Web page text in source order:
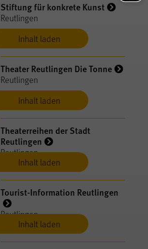
Inhalt laden
Stiftung für konkrete Kunst
Reutlingen
Inhalt laden
Theater Reutlingen Die Tonne
Reutlingen
Inhalt laden
Theaterreihen der Stadt
Reutlingen
Reutlingen
Inhalt laden
Tourist-Information Reutlingen
Reutlingen